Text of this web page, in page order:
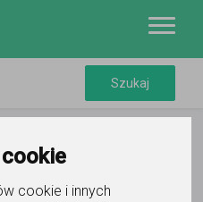
cookie i innych